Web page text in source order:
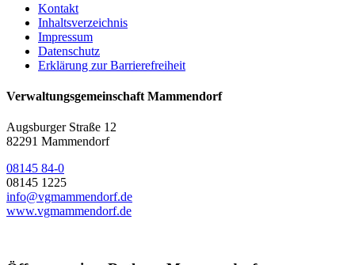
Kontakt
Inhaltsverzeichnis
Impressum
Datenschutz
Erklärung zur Barrierefreiheit
Verwaltungsgemeinschaft Mammendorf
Augsburger Straße 12
82291 Mammendorf
08145 84-0
08145 1225
info@vgmammendorf.de
www.vgmammendorf.de